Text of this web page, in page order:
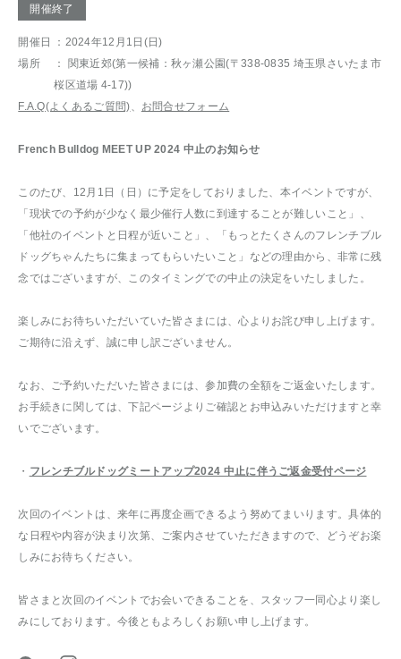
開催終了
開催日
：2024年12月1日(日)
場所
： 関東近郊(第一候補：秋ヶ瀬公園(〒338-0835 埼玉県さいたま市
桜区道場 4-17))
F.A.Q(よくあるご質問)
お問合せフォーム
French Bulldog MEET UP 2024 中止のお知らせ
このたび、12月1日（日）に予定をしておりました、本イベントですが、
「現状での予約が少なく最少催行人数に到達することが難しいこと」、
「他社のイベントと日程が近いこと」、「もっとたくさんのフレンチブル
ドッグちゃんたちに集まってもらいたいこと」などの理由から、非常に残
念ではございますが、このタイミングでの中止の決定をいたしました。
楽しみにお待ちいただいていた皆さまには、心よりお詫び申し上げます。
ご期待に沿えず、誠に申し訳ございません。
なお、ご予約いただいた皆さまには、参加費の全額をご返金いたします。
お手続きに関しては、下記ページよりご確認とお申込みいただけますと幸
いでございます。
・ フレンチブルドッグミートアップ2024 中止に伴うご返金受付ページ
次回のイベントは、来年に再度企画できるよう努めてまいります。具体的
な日程や内容が決まり次第、ご案内させていただきますので、どうぞお楽
しみにお待ちください。
皆さまと次回のイベントでお会いできることを、スタッフ一同心より楽し
みにしております。今後ともよろしくお願い申し上げます。